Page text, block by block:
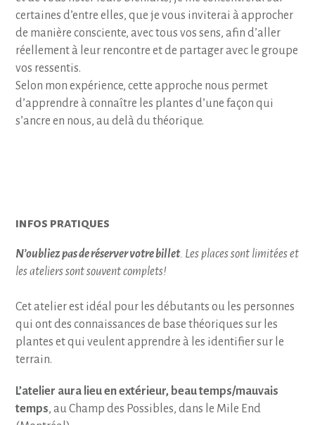
certaines d’entre elles, que je vous inviterai à approcher
de manière consciente, avec tous vos sens, afin d’aller
réellement à leur rencontre et de partager avec le groupe
vos ressentis.
Selon mon expérience, cette approche nous permet
d’apprendre à connaître les plantes d’une façon qui
s’ancre en nous, au delà du théorique.
infos pratiques
N’oubliez pas de réserver votre billet. Les places sont limitées et
les ateliers sont souvent complets!
Cet atelier est idéal pour les débutants ou les personnes
qui ont des connaissances de base théoriques sur les
plantes et qui veulent apprendre à les identifier sur le
terrain.
L’atelier aura lieu en extérieur, beau temps/mauvais
temps, au Champ des Possibles, dans le Mile End